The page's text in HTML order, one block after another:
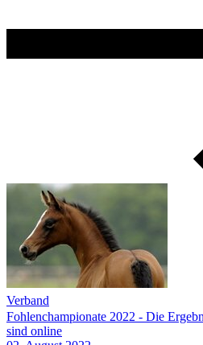
Verband
Fohlenchampionate 2022 - Die
sind online